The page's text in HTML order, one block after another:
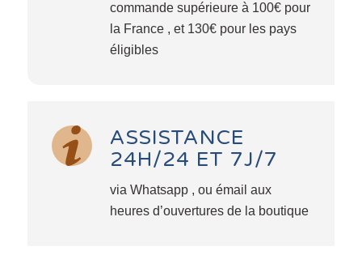
commande supérieure à 100€ pour
la France , et 130€ pour les pays
éligibles
ASSISTANCE
24H/24 ET 7J/7
via Whatsapp , ou émail aux
heures d’ouvertures de la boutique